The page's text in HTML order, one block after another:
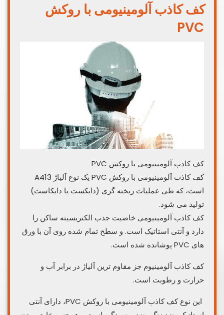
کف کاذب آلومینیومی با روکش
PVC
کف کاذب آلومینیومی با روکش PVC
کف کاذب آلومینیومی با روکش PVC یک نوع آلیاژ A413
است، که طی عملیات ریخته گری (دایکست یا دایکاست)
تولید می شود.
کف کاذب آلومینیومی خاصیت جذب الکتریسیته ساکن را
دارد و آنتی استاتیک است. و سطح تمام شده روی آن با ورق
های PVC پوشانده شده است.
کف کاذب آلومینیوم جز مقاوم ترین آلیاژ در برابر آب و
حرارت و رطوبت است.
این نوع کف کاذب آلومینیومی با روکش PVC، دارای آنتی